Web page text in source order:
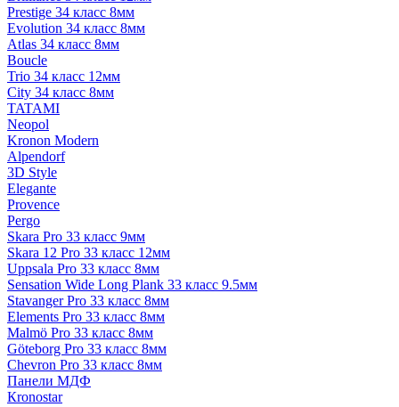
Prestige 34 класс 8мм
Evolution 34 класс 8мм
Atlas 34 класс 8мм
Boucle
Trio 34 класс 12мм
City 34 класс 8мм
TATAMI
Neopol
Kronon Modern
Alpendorf
3D Style
Elegante
Provence
Pergo
Skara Pro 33 класс 9мм
Skara 12 Pro 33 класс 12мм
Uppsala Pro 33 класс 8мм
Sensation Wide Long Plank 33 класс 9.5мм
Stavanger Pro 33 класс 8мм
Elements Pro 33 класс 8мм
Malmö Pro 33 класс 8мм
Göteborg Pro 33 класс 8мм
Chevron Pro 33 класс 8мм
Панели МДФ
Кronostar